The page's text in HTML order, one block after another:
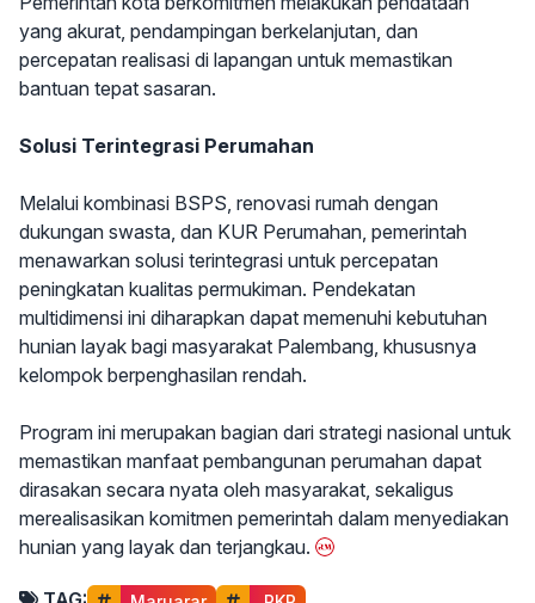
yang akurat, pendampingan berkelanjutan, dan
percepatan realisasi di lapangan untuk memastikan
bantuan tepat sasaran.
Solusi Terintegrasi Perumahan
Melalui kombinasi BSPS, renovasi rumah dengan
dukungan swasta, dan KUR Perumahan, pemerintah
menawarkan solusi terintegrasi untuk percepatan
peningkatan kualitas permukiman. Pendekatan
multidimensi ini diharapkan dapat memenuhi kebutuhan
hunian layak bagi masyarakat Palembang, khususnya
kelompok berpenghasilan rendah.
Program ini merupakan bagian dari strategi nasional untuk
memastikan manfaat pembangunan perumahan dapat
dirasakan secara nyata oleh masyarakat, sekaligus
merealisasikan komitmen pemerintah dalam menyediakan
hunian yang layak dan terjangkau.